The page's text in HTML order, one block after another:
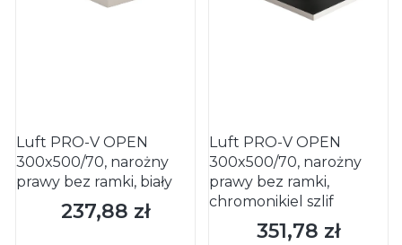
Luft PRO-V OPEN
300x500/70, narożny
prawy bez ramki, biały
Cena
237,88 zł
Luft PRO-V OPEN
300x500/70, narożny
prawy bez ramki,
chromonikiel szlif
Cena
351,78 zł